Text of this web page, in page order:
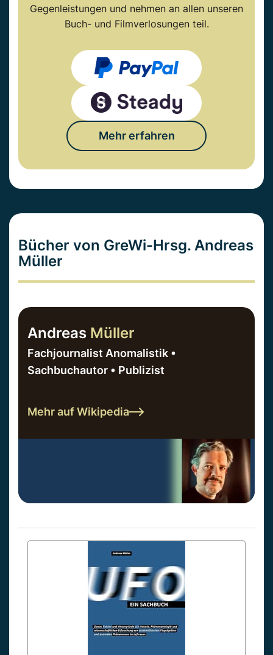
Gegenleistungen und nehmen an allen unseren
Buch- und Filmverlosungen teil.
Mehr erfahren
Bücher von GreWi-Hrsg. Andreas
Müller
Andreas Müller
Fachjournalist Anomalistik •
Sachbuchautor • Publizist
Mehr auf Wikipedia